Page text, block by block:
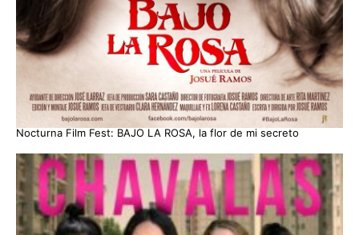
Nocturna Film Fest: BAJO LA ROSA, la flor de mi secreto